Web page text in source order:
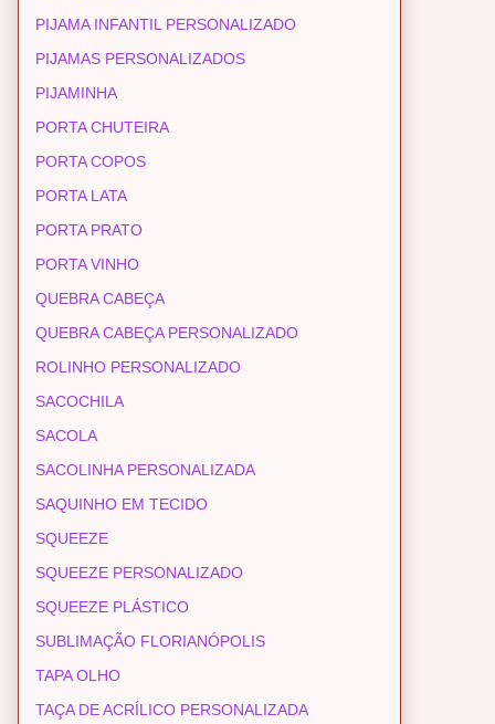
PIJAMA INFANTIL PERSONALIZADO
PIJAMAS PERSONALIZADOS
PIJAMINHA
PORTA CHUTEIRA
PORTA COPOS
PORTA LATA
PORTA PRATO
PORTA VINHO
QUEBRA CABEÇA
QUEBRA CABEÇA PERSONALIZADO
ROLINHO PERSONALIZADO
SACOCHILA
SACOLA
SACOLINHA PERSONALIZADA
SAQUINHO EM TECIDO
SQUEEZE
SQUEEZE PERSONALIZADO
SQUEEZE PLÁSTICO
SUBLIMAÇÃO FLORIANÓPOLIS
TAPA OLHO
TAÇA DE ACRÍLICO PERSONALIZADA